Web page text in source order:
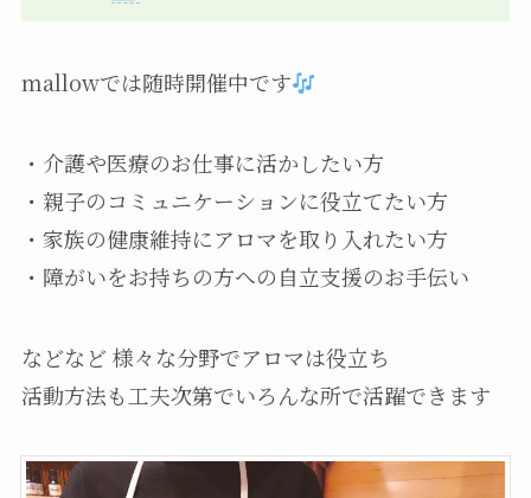
mallowでは随時開催中です
・介護や医療のお仕事に活かしたい方
・親子のコミュニケーションに役立てたい方
・家族の健康維持にアロマを取り入れたい方
・障がいをお持ちの方への自立支援のお手伝い
などなど 様々な分野でアロマは役立ち
活動方法も工夫次第でいろんな所で活躍できます